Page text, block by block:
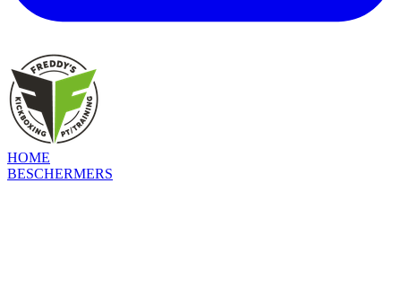
HOME
BESCHERMERS